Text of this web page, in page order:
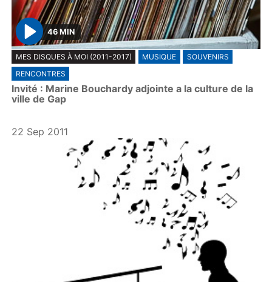
P
l
a
y
46 MIN
MES DISQUES À MOI (2011-2017) MUSIQUE
SOUVENIRS
RENCONTRES
Invité : Marine Bouchardy adjointe a la culture de la
ville de Gap
22 Sep 2011